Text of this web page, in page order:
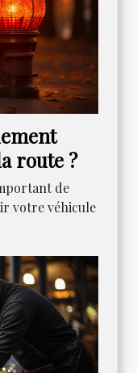
route ?
de
votre véhicule